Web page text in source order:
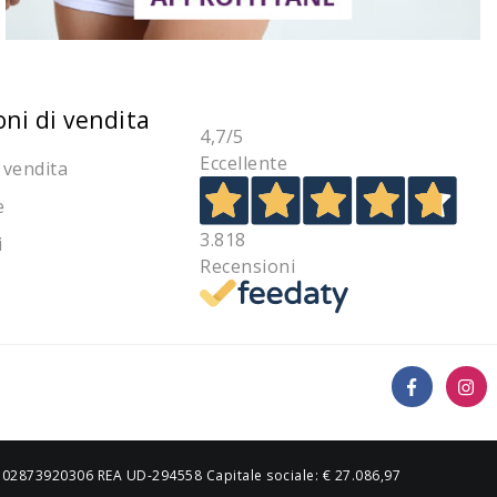
di vendita
4,7/5
Eccellente
3.818
Recensioni
REA UD-294558 Capitale sociale: € 27.086,97